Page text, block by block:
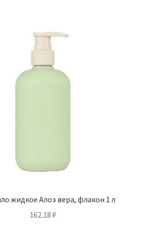
жидкое Алоэ вера, флакон 1 л
162.18 ₽